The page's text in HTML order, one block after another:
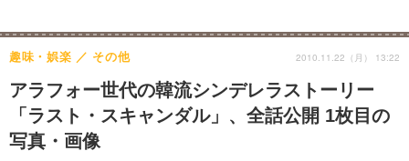
アラフォー世代の韓流シンデレラストーリー
「ラスト・スキャンダル」、全話公開 1枚目の
写真・画像
趣味・娯楽 その他 2010.11.22（月） 13:22